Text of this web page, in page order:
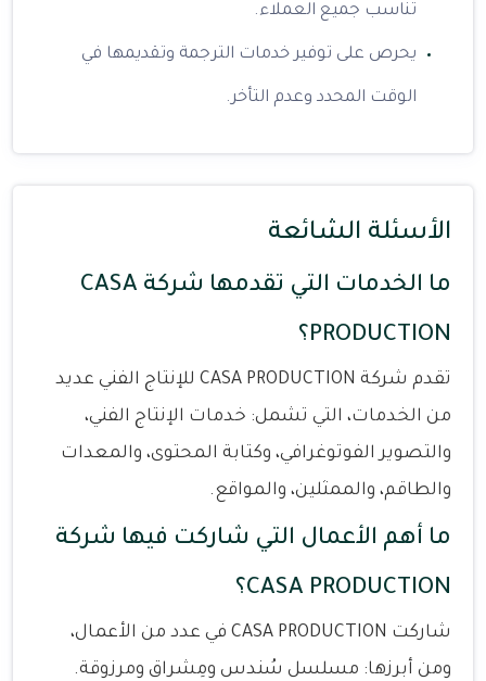
تناسب جميع العملاء.
يحرص على توفير خدمات الترجمة وتقديمها في
الوقت المحدد وعدم التأخر.
الأسئلة الشائعة
ما الخدمات التي تقدمها شركة CASA
PRODUCTION؟
تقدم شركة CASA PRODUCTION للإنتاج الفني عديد
من الخدمات، التي تشمل: خدمات الإنتاج الفني،
والتصوير الفوتوغرافي، وكتابة المحتوى، والمعدات
والطاقم، والممثلين، والمواقع.
ما أهم الأعمال التي شاركت فيها شركة
CASA PRODUCTION؟
شاركت CASA PRODUCTION في عدد من الأعمال،
ومن أبرزها: مسلسل سُندس ومِشراق ومرزوقة.